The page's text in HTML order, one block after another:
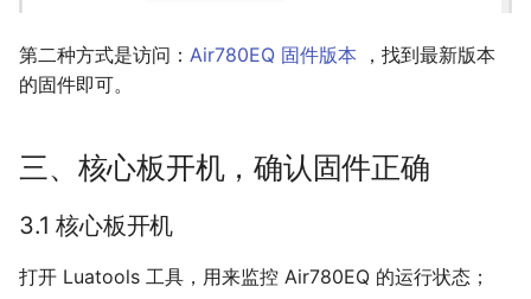
第二种方式是访问： Air780EQ 固件版本 ，找到最新版本
的固件即可。
三、核心板开机，确认固件正确
3.1 核心板开机
打开 Luatools 工具，用来监控 Air780EQ 的运行状态；